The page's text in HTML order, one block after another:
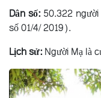
Dân số:50.322 người
số 01/4/ 2019).
Lịch sử:Người Mạ là